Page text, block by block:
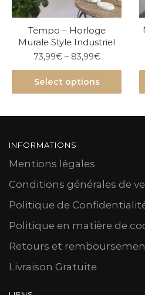
Tempo – Horloge
Murale Style Industriel
73,99€– 83,99€
Select options
INFORMATIONS
Mentions légales
Conditions générales de
Politique de
Politique en matière de
Retours et
Livraison Gratuite